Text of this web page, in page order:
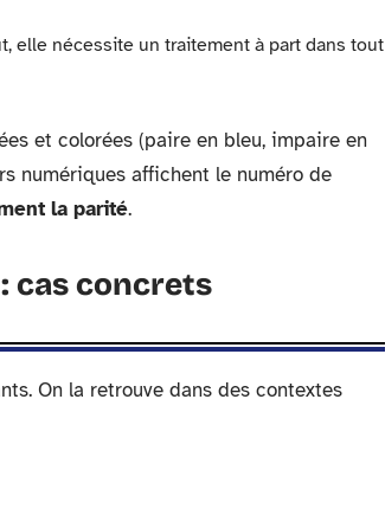
elle nécessite un traitement à part dans tout
et colorées (paire en bleu, impaire en
numériques affichent le numéro de
la parité.
cas concrets
On la retrouve dans des contextes